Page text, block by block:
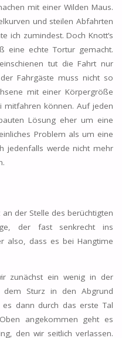
mit einer Wilden Maus.
und steilen Abfahrten
ich zumindest. Doch Knott’s
eine echte Tortur gemacht.
tut die Fahrt nur
Fahrgäste muss nicht so
mit einer Körpergröße
können. Auf jeden
Lösung eher um eine
Problem als um eine
jedenfalls werde nicht mehr
der Stelle des berüchtigten
der fast senkrecht ins
also, dass es bei Hangtime
zunächst ein wenig in der
Sturz in den Abgrund
dann durch das erste Tal
angekommen geht es
den wir seitlich verlassen.